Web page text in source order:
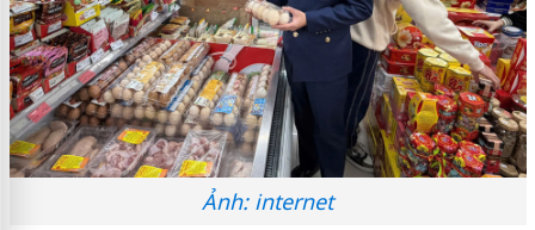
Ảnh: internet